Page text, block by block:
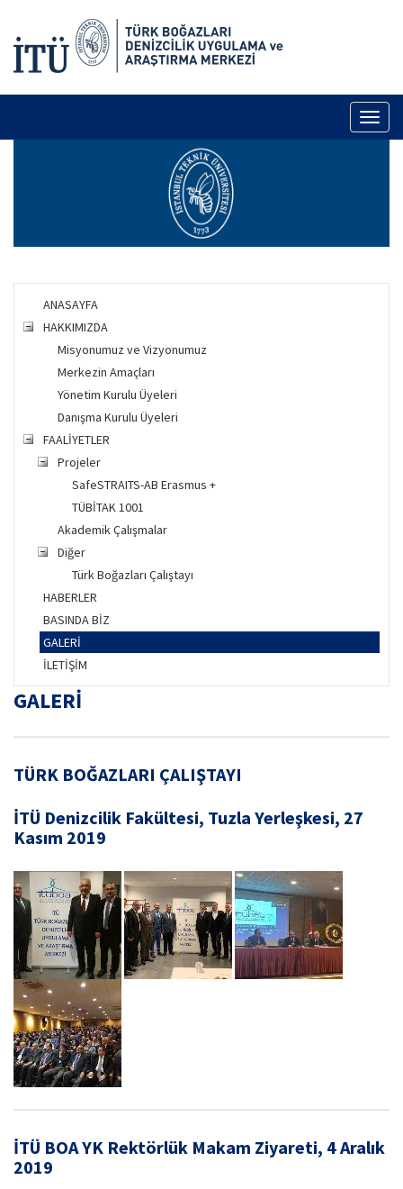
ANASAYFA
HAKKIMIZDA
Misyonumuz ve Vizyonumuz
Merkezin Amaçları
Yönetim Kurulu Üyeleri
Danışma Kurulu Üyeleri
FAALİYETLER
Projeler
SafeSTRAITS-AB Erasmus +
TÜBİTAK 1001
Akademik Çalışmalar
Diğer
Türk Boğazları Çalıştayı
HABERLER
BASINDA BİZ
GALERİ
İLETİŞİM
GALERİ
TÜRK BOĞAZLARI ÇALIŞTAYI
İTÜ Denizcilik Fakültesi, Tuzla Yerleşkesi, 27
Kasım 2019
İTÜ BOA YK Rektörlük Makam Ziyareti, 4 Aralık
2019